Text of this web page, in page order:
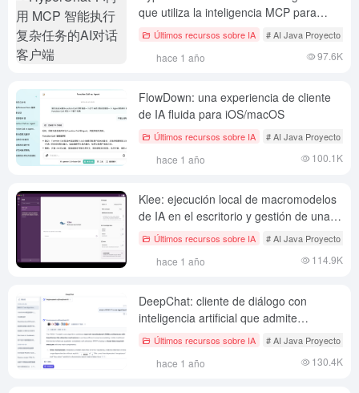
que utiliza la inteligencia MCP para
realizar tareas complejas.
Últimos recursos sobre IA # AI Java Proyecto de
hace 1 año 97.6K
FlowDown: una experiencia de cliente
de IA fluida para iOS/macOS
Últimos recursos sobre IA # AI Java Proyecto de
hace 1 año 100.1K
Klee: ejecución local de macromodelos
de IA en el escritorio y gestión de una
base de conocimientos privada
Últimos recursos sobre IA # AI Java Proyecto de
hace 1 año 114.9K
DeepChat: cliente de diálogo con
inteligencia artificial que admite
sesiones simultáneas con múltiples
Últimos recursos sobre IA # AI Java Proyecto de
hace 1 año 130.4K